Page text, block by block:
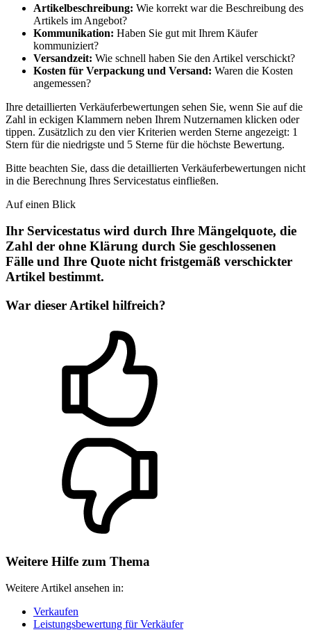
Artikelbeschreibung: Wie korrekt war die Beschreibung des
Artikels im Angebot?
Kommunikation: Haben Sie gut mit Ihrem Käufer
kommuniziert?
Versandzeit: Wie schnell haben Sie den Artikel verschickt?
Kosten für Verpackung und Versand: Waren die Kosten
angemessen?
Ihre detaillierten Verkäuferbewertungen sehen Sie, wenn Sie auf die
Zahl in eckigen Klammern neben Ihrem Nutzernamen klicken oder
tippen. Zusätzlich zu den vier Kriterien werden Sterne angezeigt: 1
Stern für die niedrigste und 5 Sterne für die höchste Bewertung.
Bitte beachten Sie, dass die detaillierten Verkäuferbewertungen nicht
in die Berechnung Ihres Servicestatus einfließen.
Auf einen Blick
Ihr Servicestatus wird durch Ihre Mängelquote, die
Zahl der ohne Klärung durch Sie geschlossenen
Fälle und Ihre Quote nicht fristgemäß verschickter
Artikel bestimmt.
War dieser Artikel hilfreich?
Weitere Hilfe zum Thema
Weitere Artikel ansehen in:
Verkaufen
Leistungsbewertung für Verkäufer